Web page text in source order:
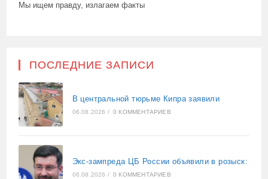
Мы ищем правду, излагаем факты
ПОСЛЕДНИЕ ЗАПИСИ
В центральной тюрьме Кипра заявили
06.08.2026 / 0 КОММЕНТАРИЕВ
Экс-зампреда ЦБ России объявили в розыск:
06.08.2026 / 0 КОММЕНТАРИЕВ